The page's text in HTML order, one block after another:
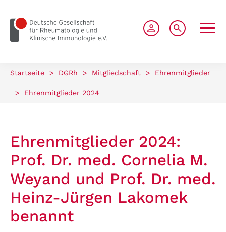
Startseite > DGRh > Mitgliedschaft > Ehrenmitglieder
> Ehrenmitglieder 2024
Ehrenmitglieder 2024:
Prof. Dr. med. Cornelia M.
Weyand und Prof. Dr. med.
Heinz-Jürgen Lakomek
benannt